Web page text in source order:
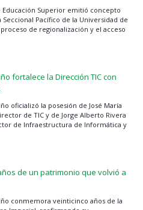
Educación Superior emitió concepto
Pacífico de la Universidad de
de regionalización y el acceso
fortalece la Dirección TIC con
oficializó la posesión de José María
de TIC y de Jorge Alberto Rivera
de Infraestructura de Informática y
de un patrimonio que volvió a
conmemora veinticinco años de la